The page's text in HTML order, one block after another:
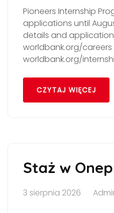
Pioneers Internship
applications until
details and application
worldbank.org/careers
worldbank.org/
CZYTAJ WIĘCEJ
Staż w
3 sierpnia 2026